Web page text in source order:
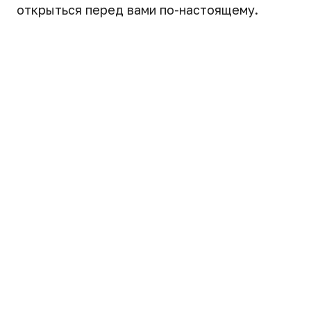
открыться перед вами по-настоящему.